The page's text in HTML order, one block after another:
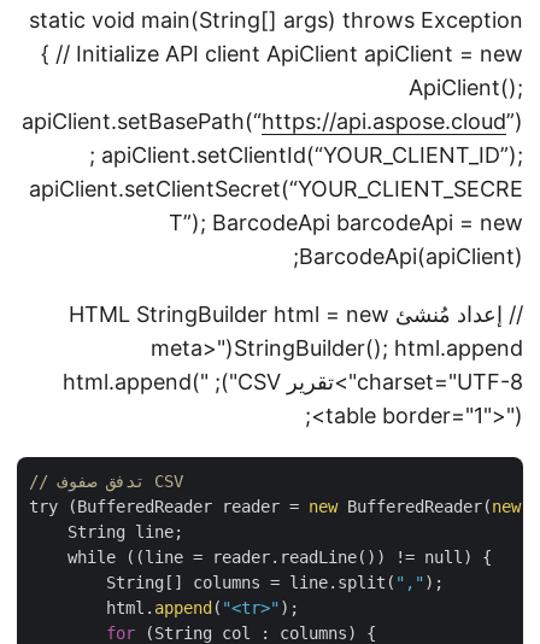
static void main(String[] args) throws Exception
{ // Initialize API client ApiClient apiClient = new
ApiClient();
apiClient.setBasePath(“https://api.aspose.cloud”)
; apiClient.setClientId(“YOUR_CLIENT_ID”);
apiClient.setClientSecret(“YOUR_CLIENT_SECRE
T”); BarcodeApi barcodeApi = new
BarcodeApi(apiClient);
// إعداد مُنشئ HTML StringBuilder html = new
StringBuilder(); html.append("
<meta
charset="UTF-8">
تقرير CSV
"); html.append("
<table border="1">");
// تدفق صفوف CSV
try (BufferedReader reader = new BufferedReader(new
    String line;
    while ((line = reader.readLine()) != null) {
        String[] columns = line.split(
"," );
        html.
append ("<tr>" );
for (String col : columns) {